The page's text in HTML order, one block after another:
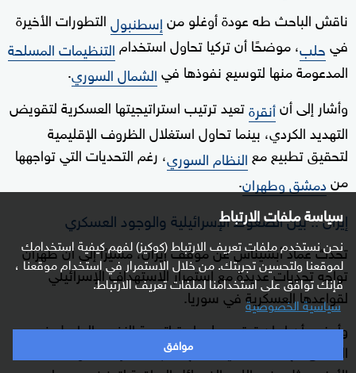
سياسة ملفات الارتباط
نحن نستخدم ملفات تعريف الارتباط (كوكيز) لفهم كيفية استخدامك
لموقعنا ولتحسين تجربتك. من خلال الاستمرار في استخدام موقعنا ،
فإنك توافق على استخدامنا لملفات تعريف الارتباط.
سياسية الخصوصية
موافق
ناقش الباحث طه عودة أوغلو منإسطنبولالتطورات الأخيرة
فيحلب، موضحًا أن تركيا تحاول استخدامالتنظيمات المسلحة
المدعومة منها لتوسيع نفوذها فيالشمال السوري.
وأشار إلى أنأنقرةتعيد ترتيب استراتيجيتها العسكرية لتقويض
التهديد الكردي، بينما تحاول استغلال الظروف الإقليمية
لتحقيق تطبيع مع النظام السوري، رغم التحديات التي تواجهها
مندمشق وطهران.
إيران .. بين الضغوط الإسرائيلية والوجود العسكري
تحدث عماد أبشيناس عن موقف إيران، مشيرًا إلى أن طهران
تواجه تحديات عديدة مع استمرار الاستهداف الإسرائيلي
لقواعدها العسكرية في سوريا.
وأوضح أن إيران تعتمد على استراتيجية النفس الطويل في
التعامل مع هذه التحديات، مع دعم مستمر لحلفائها على